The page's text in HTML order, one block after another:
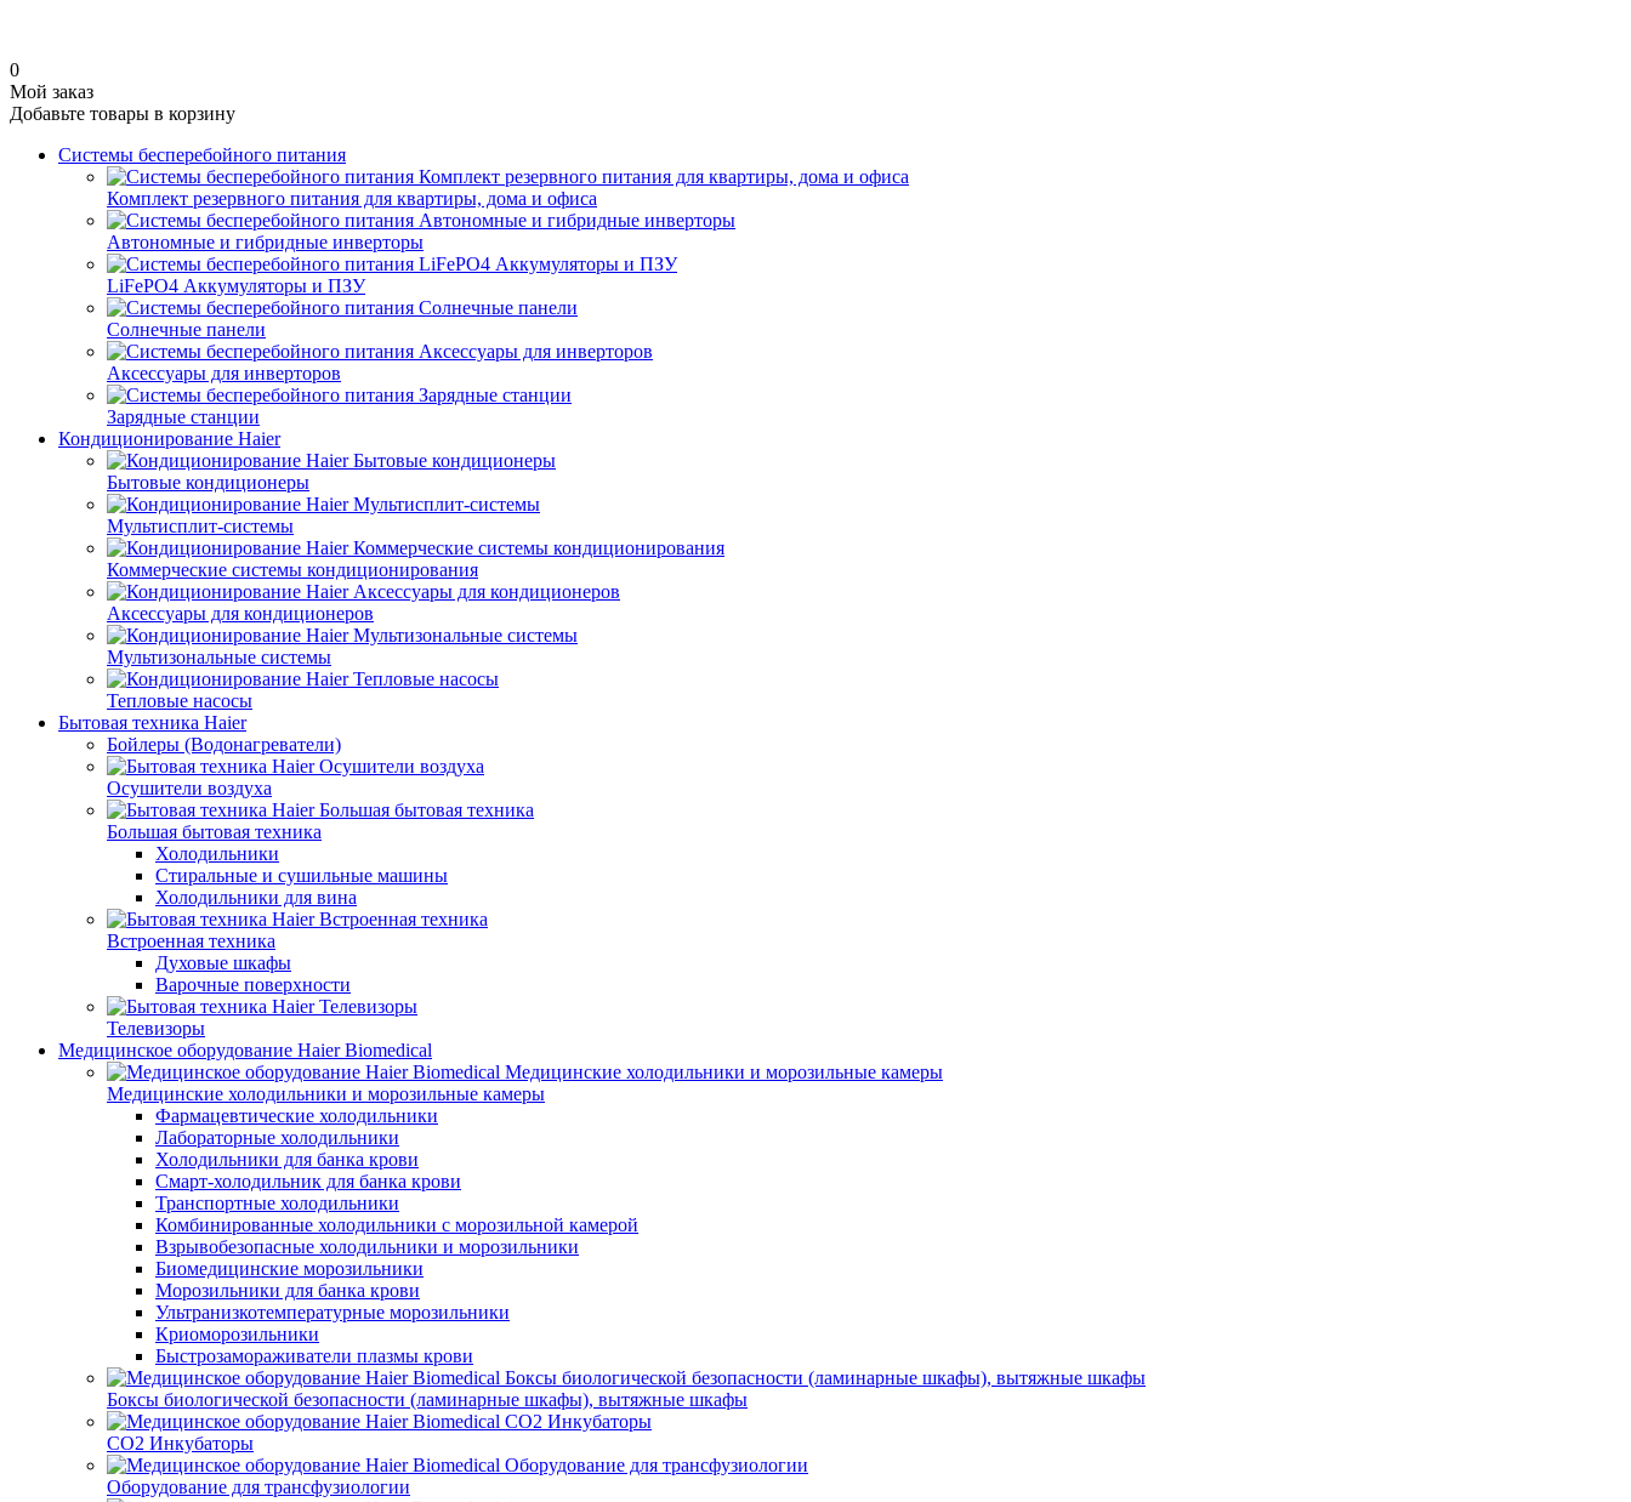
0
Мой заказ
Добавьте товары в корзину
Системы бесперебойного питания
Комплект резервного питания для квартиры, дома и офиса
Автономные и гибридные инверторы
LiFePO4 Аккумуляторы и ПЗУ
Солнечные панели
Аксессуары для инверторов
Зарядные станции
Кондиционирование Haier
Бытовые кондиционеры
Мультисплит-системы
Коммерческие системы кондиционирования
Аксессуары для кондиционеров
Мультизональные системы
Тепловые насосы
Бытовая техника Haier
Бойлеры (Водонагреватели)
Осушители воздуха
Большая бытовая техника
Холодильники
Стиральные и сушильные машины
Холодильники для вина
Встроенная техника
Духовые шкафы
Варочные поверхности
Телевизоры
Медицинское оборудование Haier Biomedical
Медицинские холодильники и морозильные камеры
Фармацевтические холодильники
Лабораторные холодильники
Холодильники для банка крови
Смарт-холодильник для банка крови
Транспортные холодильники
Комбинированные холодильники с морозильной камерой
Взрывобезопасные холодильники и морозильники
Биомедицинские морозильники
Морозильники для банка крови
Ультранизкотемпературные морозильники
Криоморозильники
Быстрозамораживатели плазмы крови
Боксы биологической безопасности (ламинарные шкафы), вытяжные шкафы
CO2 Инкубаторы
Оборудование для трансфузиологии